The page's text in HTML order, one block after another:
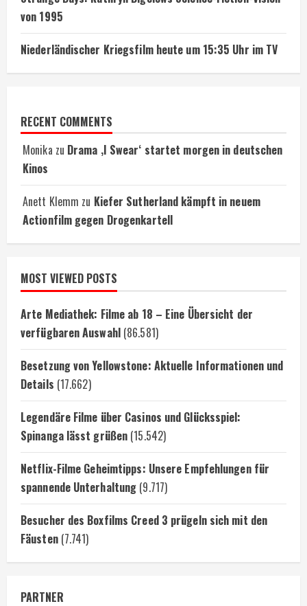
von 1995
Niederländischer Kriegsfilm heute um 15:35 Uhr im TV
RECENT COMMENTS
Monika zu Drama ‚I Swear‘ startet morgen in deutschen
Kinos
Anett Klemm zu Kiefer Sutherland kämpft in neuem
Actionfilm gegen Drogenkartell
MOST VIEWED POSTS
Arte Mediathek: Filme ab 18 – Eine Übersicht der
verfügbaren Auswahl (86.581)
Besetzung von Yellowstone: Aktuelle Informationen und
Details (17.662)
Legendäre Filme über Casinos und Glücksspiel:
Spinanga lässt grüßen (15.542)
Netflix-Filme Geheimtipps: Unsere Empfehlungen für
spannende Unterhaltung (9.717)
Besucher des Boxfilms Creed 3 prügeln sich mit den
Fäusten (7.741)
PARTNER